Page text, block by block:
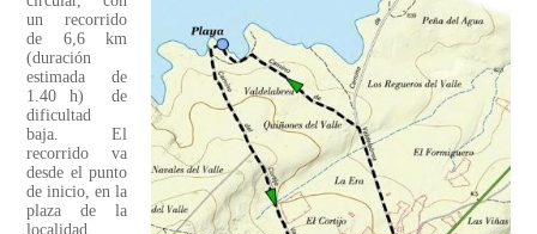
un recorrido
de 6,6 km
(duración
estimada de
1.40 h) de
dificultad
baja. El
recorrido va
desde el punto
de inicio, en la
plaza de la
localidad